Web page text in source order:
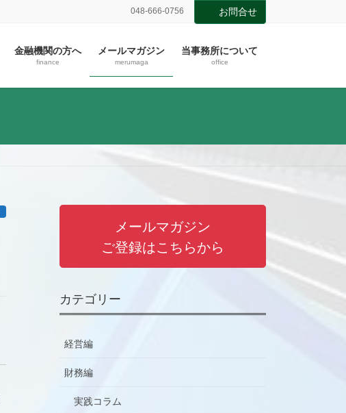
048-666-0756 お問合せ
金融機関の方へ
finance
メールマガジン
merumaga
当事務所について
office
メールマガジン
ご登録はこちらから
カテゴリー
経営編
財務編
実践コラム